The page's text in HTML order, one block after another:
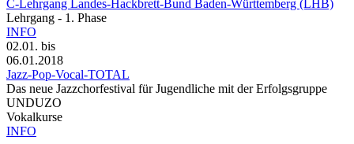
C-Lehrgang Landes-Hackbrett-Bund Baden-Württemberg (LHB)
Lehrgang - 1. Phase
INFO
02.01. bis
06.01.2018
Jazz-Pop-Vocal-TOTAL
Das neue Jazzchorfestival für Jugendliche mit der Erfolgsgruppe
UNDUZO
Vokalkurse
INFO